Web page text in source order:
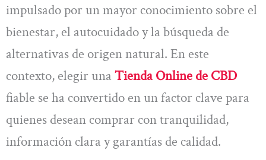
impulsado por un mayor conocimiento sobre el
bienestar, el autocuidado y la búsqueda de
alternativas de origen natural. En este
contexto, elegir una Tienda Online de CBD
fiable se ha convertido en un factor clave para
quienes desean comprar con tranquilidad,
información clara y garantías de calidad.